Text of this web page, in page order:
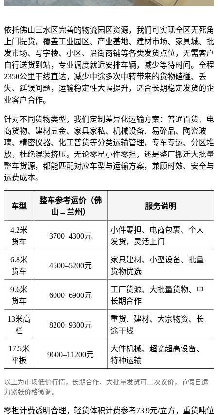
依托佛山三水区完善的物流园区资源，我们可实现全区无死角
上门提货，覆盖工业园区、产业基地、建材市场、家具城、批
发市场、写字楼、小区、沿街商铺等各类发货点位，无需客户
自行送货到站，专业调度就近安排车辆，减少等待时间。全程
2350公里干线直达，减少中途多次中转带来的货物磕碰、丢
失、延误问题，运输稳定性大幅提升，适合长期稳定发货的企
业客户合作。
针对不同货物类型，我们定制差异化运输方案：普通百货、电
商货物、建材五金、家具家私、机械设备、易碎品、陶瓷玻
璃、精密仪器、化工普货等分类运输管理，专车专运、分区堆
放，杜绝混装挤压。无论零星小件零担，还是整厂搬迁大批量
整车货源，都能匹配对应车型与运输方案，兼顾时效、安全与
运费成本。
车型
整车参考运价（佛
山→兰州）
服务说明
4.2米
货车
3700–4300元
小件零担、电商包裹、个人
发货，灵活上门
6.8米
货车
4500–5200元
家具建材、小型设备、批量
货物优选
9.6米
货车
6000–6900元
工厂货源、大批量货物、中
长期合作
13米高
栏
8200–9300元
重货、建材、大宗物资、长
途干线
17.5米
平板
9600–11200元
大件机械、超宽超高设备、
特种运输
以上为市场低价行情，长期合作、大批量发货可二次议价，节假日运
力紧张价格微调。
零担计费透明合理，轻货体积计费参考73.9元/立方，重货吨位